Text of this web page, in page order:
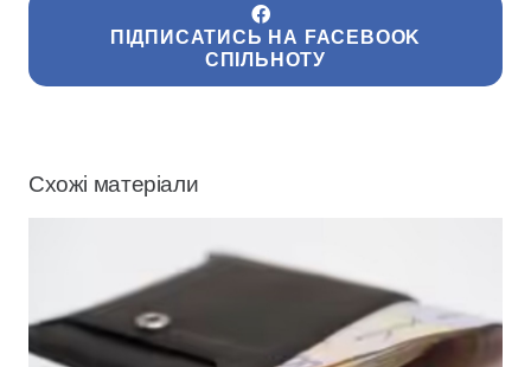
ПІДПИСАТИСЬ НА FACEBOOK
СПІЛЬНОТУ
Схожі матеріали